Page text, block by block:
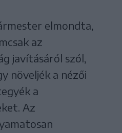
elmondta,
az
javításáról szól,
növeljék a nézői
a
Az